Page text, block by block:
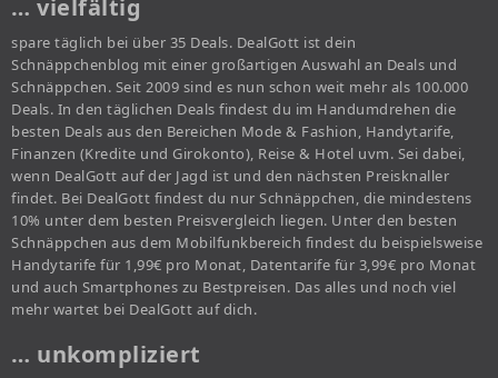
… vielfältig
spare täglich bei über 35 Deals. DealGott ist dein
Schnäppchenblog mit einer großartigen Auswahl an Deals und
Schnäppchen. Seit 2009 sind es nun schon weit mehr als 100.000
Deals. In den täglichen Deals findest du im Handumdrehen die
besten Deals aus den Bereichen Mode & Fashion, Handytarife,
Finanzen (Kredite und Girokonto), Reise & Hotel uvm. Sei dabei,
wenn DealGott auf der Jagd ist und den nächsten Preisknaller
findet. Bei DealGott findest du nur Schnäppchen, die mindestens
10% unter dem besten Preisvergleich liegen. Unter den besten
Schnäppchen aus dem Mobilfunkbereich findest du beispielsweise
Handytarife für 1,99€ pro Monat, Datentarife für 3,99€ pro Monat
und auch Smartphones zu Bestpreisen. Das alles und noch viel
mehr wartet bei DealGott auf dich.
… unkompliziert